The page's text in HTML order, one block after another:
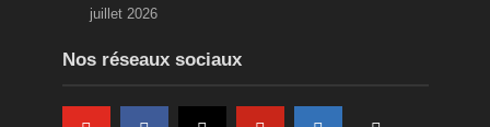
juillet 2026
Nos réseaux sociaux